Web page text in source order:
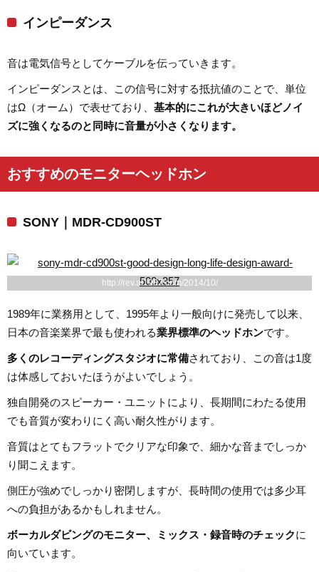
インピーダンス
音は電気信号としてケーブルを伝っていきます。
インピーダンスとは、この信号に対する抵抗値のことで、単位
はΩ（オーム）で表せており、 基本的にこれが大きいほどノイ
ズに強くなるのと同時に音量が小さくなります。
おすすめのモニターヘッドホン
SONY｜MDR-CD900ST
http://rev.at1987.com/2014/10/
1989年に業務用として、1995年より一般向けに発売して以来、
日本の音楽業界で最も使われる業界標準のヘッドホンです。
多くのレコーディングスタジオに常備されており、この音は1度
は体感しておいたほうがよいでしょう。
独自開発のスピーカー・ユニットにより、長期間にわたる使用
でも音質が変わりにく高い耐久性がります。
音質はとてもフラットでクリアな印象で、細かな音までしっか
り聞こえます。
側圧が強めでしっかり密閉しますが、長時間の使用では多少耳
への負担があるかもしれません。
ボーカルダビングのモニター、ミックス・録音時のチェックに
向いています。